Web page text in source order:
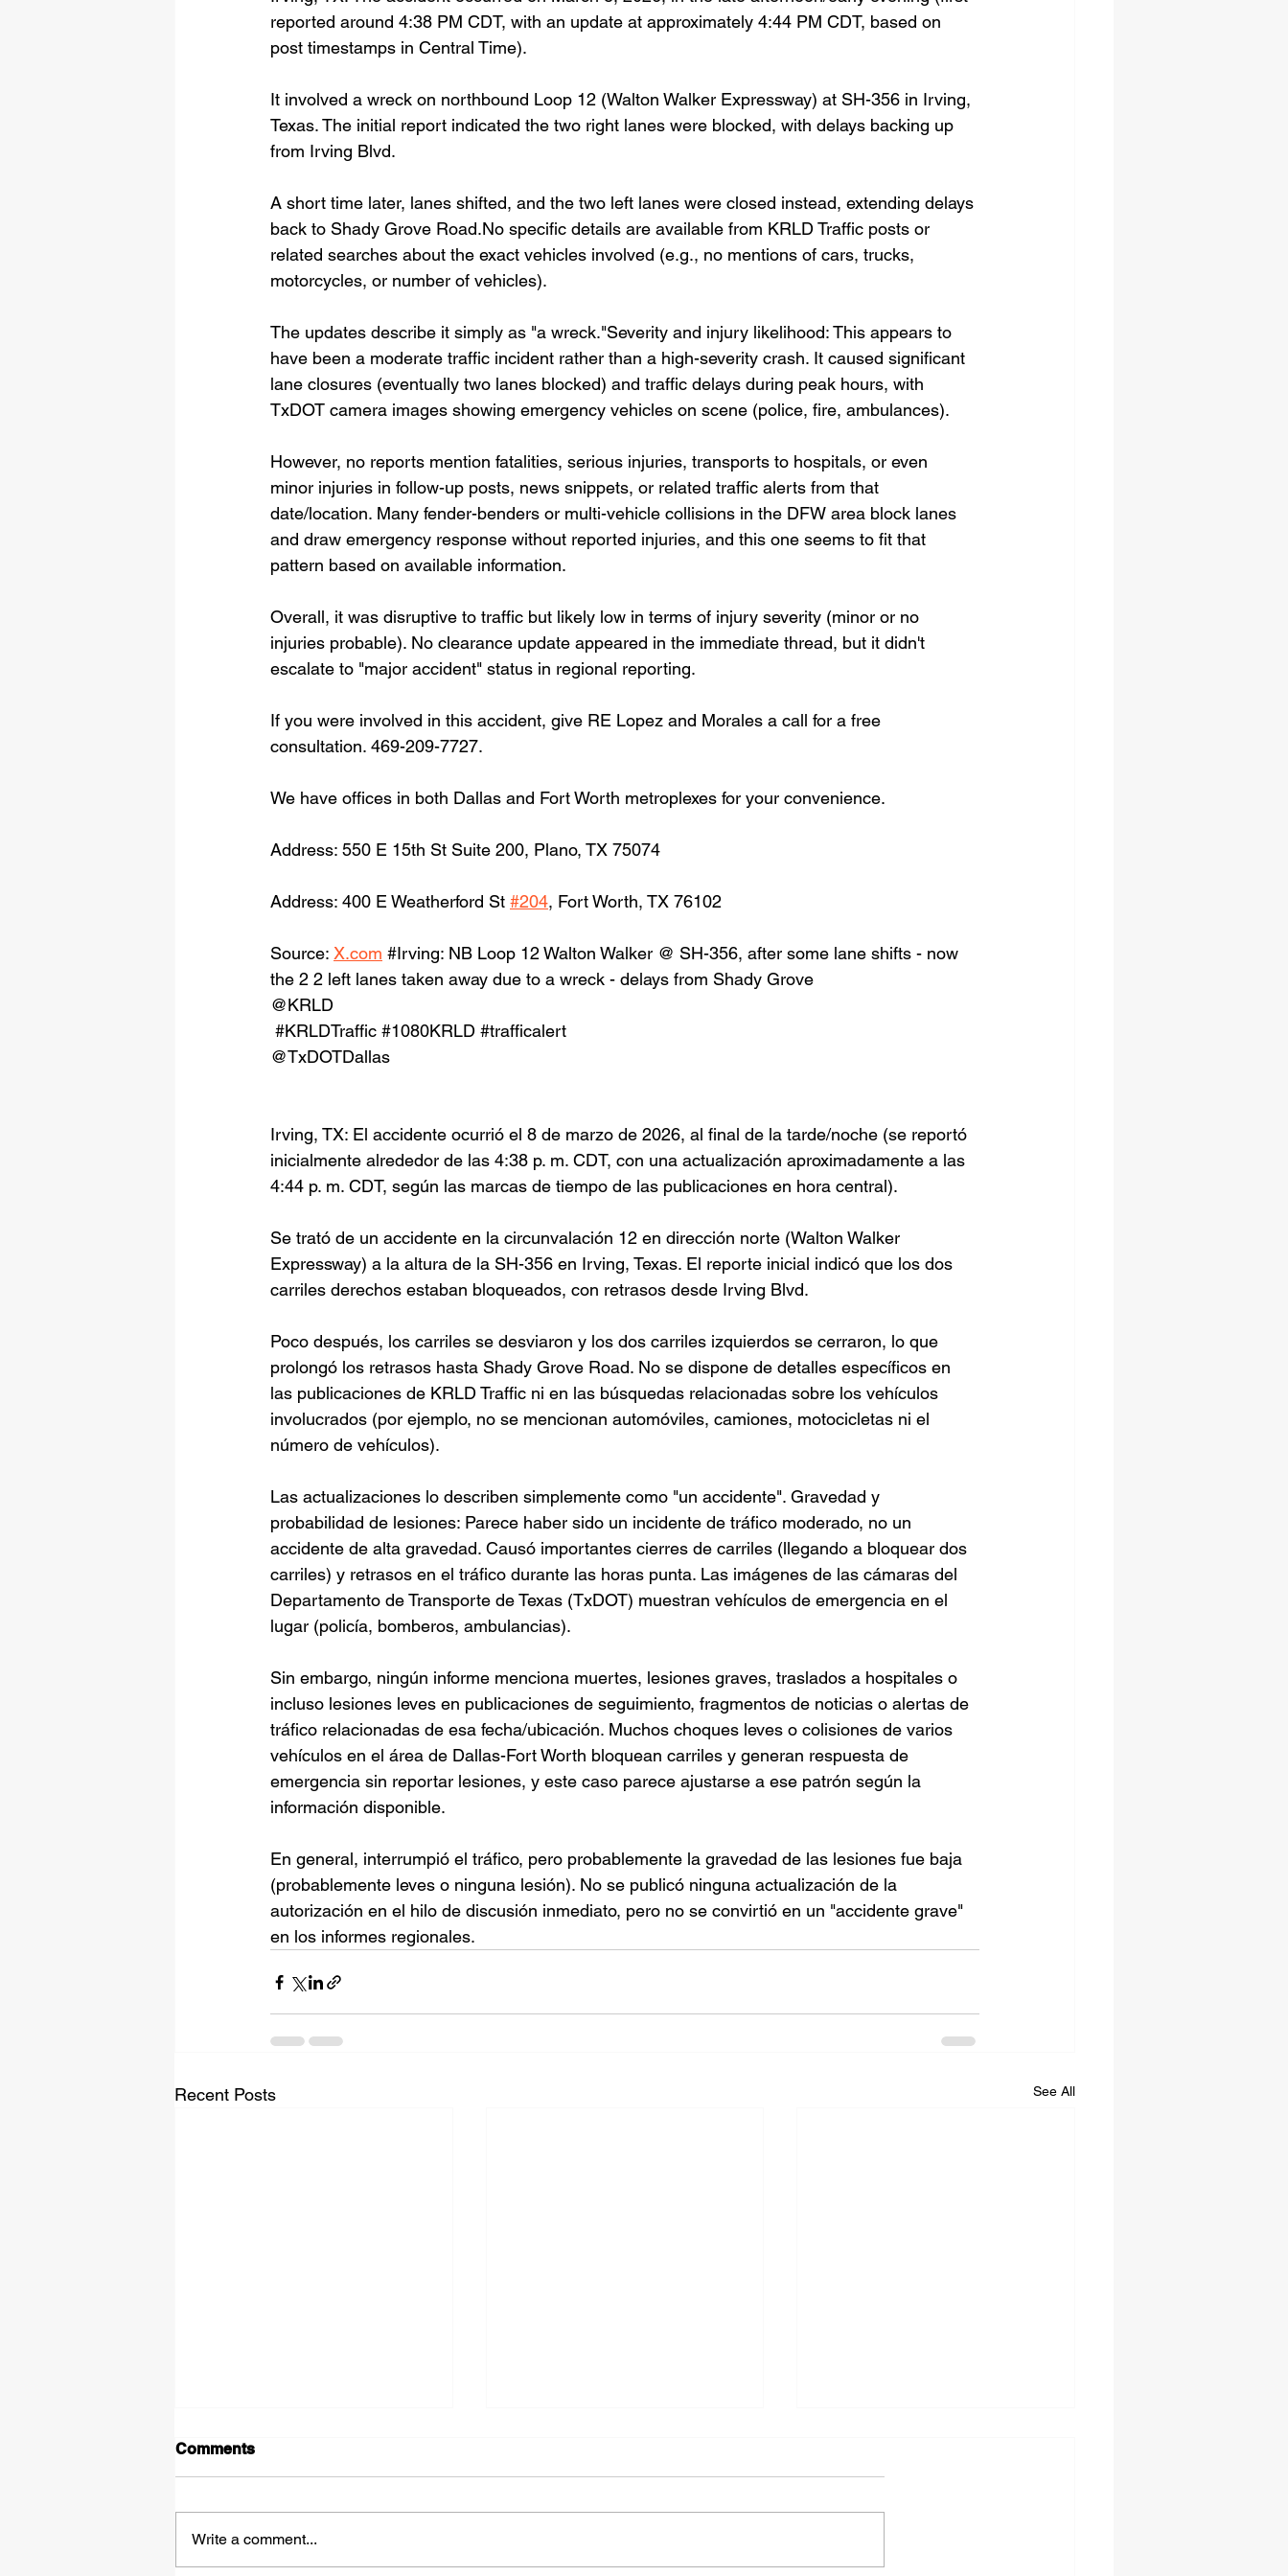
reported around 4:38 PM CDT, with an update at approximately 4:44 PM CDT, based on
post timestamps in Central Time).
It involved a wreck on northbound Loop 12 (Walton Walker Expressway) at SH-356 in Irving,
Texas. The initial report indicated the two right lanes were blocked, with delays backing up
from Irving Blvd.
A short time later, lanes shifted, and the two left lanes were closed instead, extending delays
back to Shady Grove Road.No specific details are available from KRLD Traffic posts or
related searches about the exact vehicles involved (e.g., no mentions of cars, trucks,
motorcycles, or number of vehicles).
The updates describe it simply as "a wreck."Severity and injury likelihood: This appears to
have been a moderate traffic incident rather than a high-severity crash. It caused significant
lane closures (eventually two lanes blocked) and traffic delays during peak hours, with
TxDOT camera images showing emergency vehicles on scene (police, fire, ambulances).
However, no reports mention fatalities, serious injuries, transports to hospitals, or even
minor injuries in follow-up posts, news snippets, or related traffic alerts from that
date/location. Many fender-benders or multi-vehicle collisions in the DFW area block lanes
and draw emergency response without reported injuries, and this one seems to fit that
pattern based on available information.
Overall, it was disruptive to traffic but likely low in terms of injury severity (minor or no
injuries probable). No clearance update appeared in the immediate thread, but it didn't
escalate to "major accident" status in regional reporting.
If you were involved in this accident, give RE Lopez and Morales a call for a free
consultation. 469-209-7727.
We have offices in both Dallas and Fort Worth metroplexes for your convenience.
Address: 550 E 15th St Suite 200, Plano, TX 75074
Address: 400 E Weatherford St #204, Fort Worth, TX 76102
Source: X.com #Irving: NB Loop 12 Walton Walker @ SH-356, after some lane shifts - now
the 2 2 left lanes taken away due to a wreck - delays from Shady Grove
@KRLD
#KRLDTraffic #1080KRLD #trafficalert
@TxDOTDallas
Irving, TX: El accidente ocurrió el 8 de marzo de 2026, al final de la tarde/noche (se reportó
inicialmente alrededor de las 4:38 p. m. CDT, con una actualización aproximadamente a las
4:44 p. m. CDT, según las marcas de tiempo de las publicaciones en hora central).
Se trató de un accidente en la circunvalación 12 en dirección norte (Walton Walker
Expressway) a la altura de la SH-356 en Irving, Texas. El reporte inicial indicó que los dos
carriles derechos estaban bloqueados, con retrasos desde Irving Blvd.
Poco después, los carriles se desviaron y los dos carriles izquierdos se cerraron, lo que
prolongó los retrasos hasta Shady Grove Road. No se dispone de detalles específicos en
las publicaciones de KRLD Traffic ni en las búsquedas relacionadas sobre los vehículos
involucrados (por ejemplo, no se mencionan automóviles, camiones, motocicletas ni el
número de vehículos).
Las actualizaciones lo describen simplemente como "un accidente". Gravedad y
probabilidad de lesiones: Parece haber sido un incidente de tráfico moderado, no un
accidente de alta gravedad. Causó importantes cierres de carriles (llegando a bloquear dos
carriles) y retrasos en el tráfico durante las horas punta. Las imágenes de las cámaras del
Departamento de Transporte de Texas (TxDOT) muestran vehículos de emergencia en el
lugar (policía, bomberos, ambulancias).
Sin embargo, ningún informe menciona muertes, lesiones graves, traslados a hospitales o
incluso lesiones leves en publicaciones de seguimiento, fragmentos de noticias o alertas de
tráfico relacionadas de esa fecha/ubicación. Muchos choques leves o colisiones de varios
vehículos en el área de Dallas-Fort Worth bloquean carriles y generan respuesta de
emergencia sin reportar lesiones, y este caso parece ajustarse a ese patrón según la
información disponible.
En general, interrumpió el tráfico, pero probablemente la gravedad de las lesiones fue baja
(probablemente leves o ninguna lesión). No se publicó ninguna actualización de la
autorización en el hilo de discusión inmediato, pero no se convirtió en un "accidente grave"
en los informes regionales.
Recent Posts See All
Comments
Write a comment...